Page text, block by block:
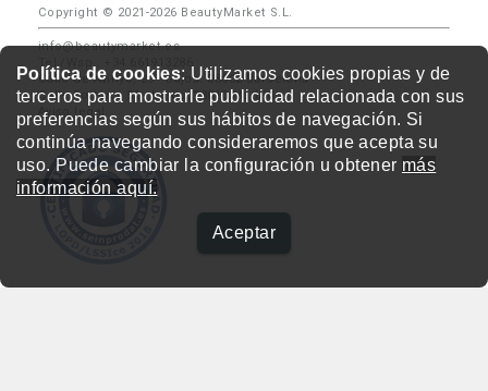
Política de cookies: Utilizamos cookies propias y de
terceros para mostrarle publicidad relacionada con sus
preferencias según sus hábitos de navegación. Si
continúa navegando consideraremos que acepta su
uso. Puede cambiar la configuración u obtener más
información aquí.
Aceptar
Copyright © 2021-2026 BeautyMarket S.L.
info@beautymarket.es
Tel./Wsp.: +34 661913286
Calle de Avinyó, 29 - bajos. 08002 Barcelona
Calle Fortuny, 51 - bajos. 28010 Madrid
Aviso legal